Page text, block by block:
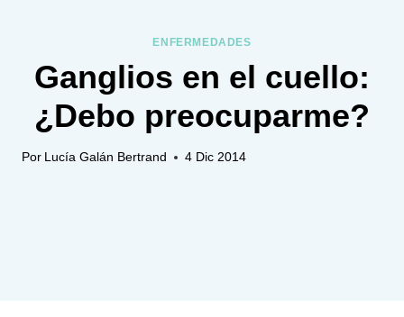
ENFERMEDADES
Ganglios en el cuello:
¿Debo preocuparme?
Por Lucía Galán Bertrand 4 Dic 2014